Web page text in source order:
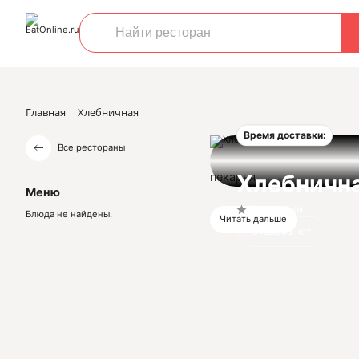
Главная Хлебничная
Все рестораны
Меню
Блюда не найдены.
Время доставки:
пекарня
Читать дальше